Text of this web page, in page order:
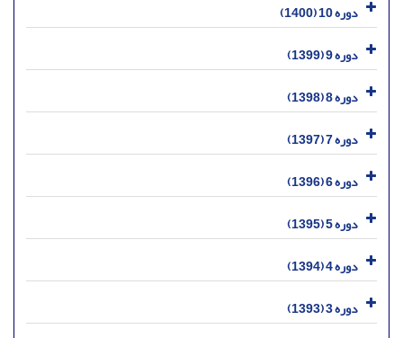
دوره 10 (1400)
دوره 9 (1399)
دوره 8 (1398)
دوره 7 (1397)
دوره 6 (1396)
دوره 5 (1395)
دوره 4 (1394)
دوره 3 (1393)